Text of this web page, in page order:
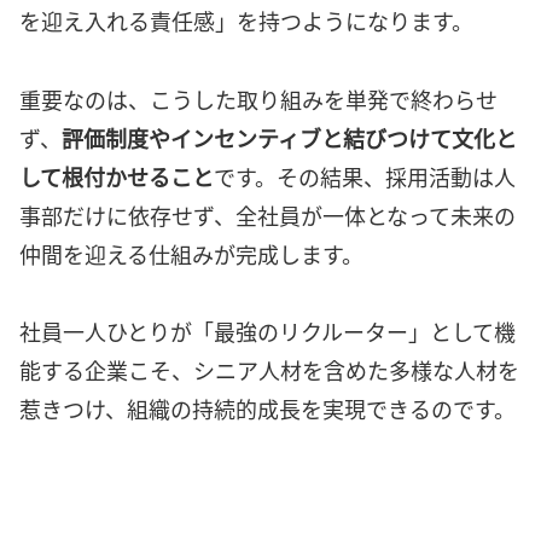
を迎え入れる責任感」を持つようになります。
重要なのは、こうした取り組みを単発で終わらせ
ず、 評価制度やインセンティブと結びつけて文化と
して根付かせることです。その結果、採用活動は人
事部だけに依存せず、全社員が一体となって未来の
仲間を迎える仕組みが完成します。
社員一人ひとりが「最強のリクルーター」として機
能する企業こそ、シニア人材を含めた多様な人材を
惹きつけ、組織の持続的成長を実現できるのです。